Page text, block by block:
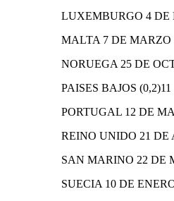
LUXEMBURGO 4 DE
MALTA 7 DE MARZO
NORUEGA 25 DE
PAISES BAJOS
PORTUGAL 12 DE
REINO UNIDO 21 DE
SAN MARINO 22 DE
SUECIA 10 DE